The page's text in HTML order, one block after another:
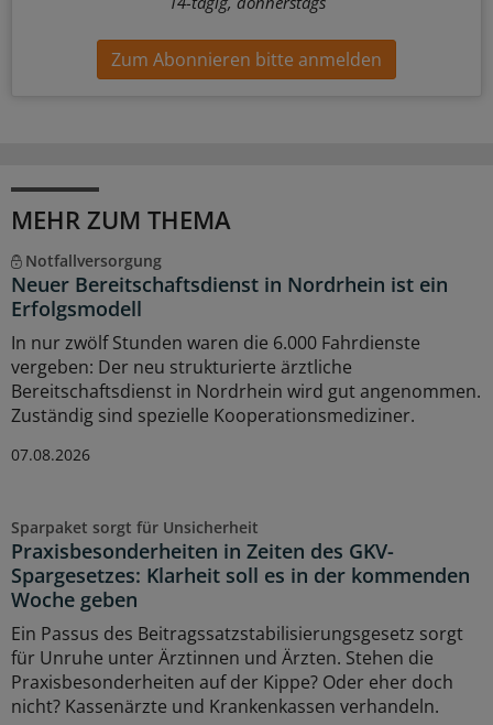
Zum Abonnieren bitte anmelden
MEHR ZUM THEMA
Notfallversorgung
Neuer Bereitschaftsdienst in Nordrhein ist ein
Erfolgsmodell
In nur zwölf Stunden waren die 6.000 Fahrdienste
vergeben: Der neu strukturierte ärztliche
Bereitschaftsdienst in Nordrhein wird gut angenommen.
Zuständig sind spezielle Kooperationsmediziner.
07.08.2026
Sparpaket sorgt für Unsicherheit
Praxisbesonderheiten in Zeiten des GKV-
Spargesetzes: Klarheit soll es in der kommenden
Woche geben
Ein Passus des Beitragssatzstabilisierungsgesetz sorgt
für Unruhe unter Ärztinnen und Ärzten. Stehen die
Praxisbesonderheiten auf der Kippe? Oder eher doch
nicht? Kassenärzte und Krankenkassen verhandeln.